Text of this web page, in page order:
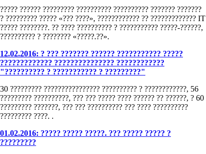
????? ?????? ????????? ?????????? ?????????? ??????? ???????
? ????????? ????? «??? ????», ???????????? ?? ????????????? IT
????? ????????. ?? ???? ?????????? ? ??????????? ?????-??????,
?????????? ? ???????? «?????.??».
12.02.2016: ? ??? ??????? ?????? ??????????? ?????
????????????? ??????????????? ????????????
"?????????? ? ??????????? ? ?????????"
30 ????????? ???????????????? ?????????? ? ????????????, 56
????????? ??????????, ??? ??? ????? ???? ?????? ?? ??????, ? 60
????????? ???????, ??? ??? ?????????? ??? ???? ??????????
????????? ????. .
01.02.2016: ????? ????? ?????. ??? ????? ????? ?
?????????